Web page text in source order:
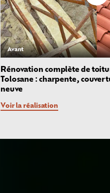
Avant
Rénovation complète de
Tolosane : charpente,
neuve
Voir la réalisation